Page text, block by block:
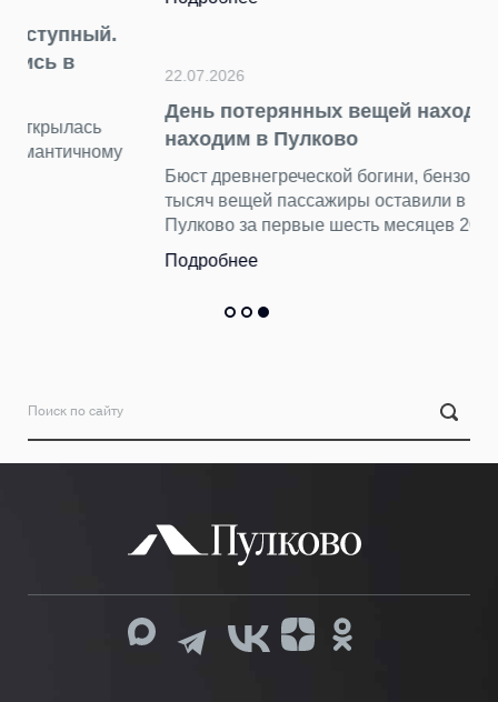
День потерянных вещей находок: что мы
находим в Пулково
Бюст древнегреческой богини, бензопилу и еще 15
тысяч вещей пассажиры оставили в терминале
Пулково за первые шесть месяцев 2026 года.